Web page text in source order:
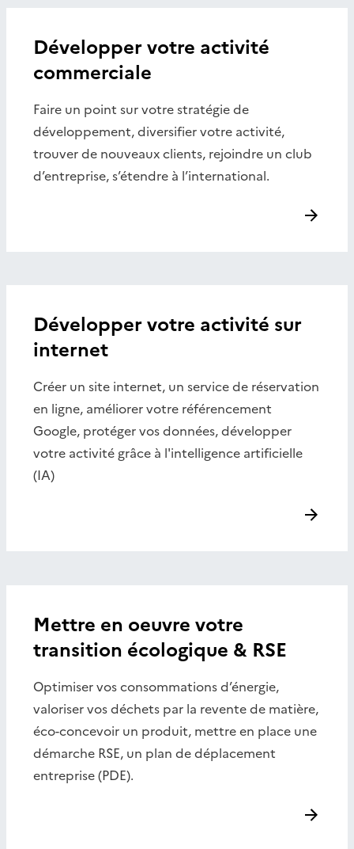
Développer votre activité
commerciale
Faire un point sur votre stratégie de
développement, diversifier votre activité,
trouver de nouveaux clients, rejoindre un club
d’entreprise, s’étendre à l’international.
Développer votre activité sur
internet
Créer un site internet, un service de réservation
en ligne, améliorer votre référencement
Google, protéger vos données, développer
votre activité grâce à l'intelligence artificielle
(IA)
Mettre en oeuvre votre
transition écologique & RSE
Optimiser vos consommations d’énergie,
valoriser vos déchets par la revente de matière,
éco-concevoir un produit, mettre en place une
démarche RSE, un plan de déplacement
entreprise (PDE).